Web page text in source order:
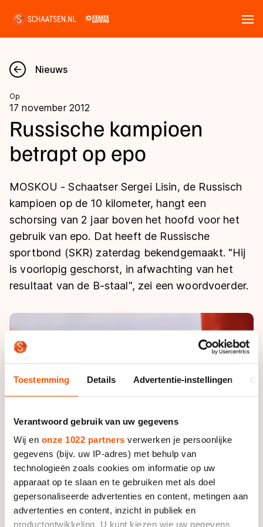
Toestemming Details Advertentie-instellingen
Verantwoord gebruik van uw gegevens
Wij en onze 1022 partners verwerken je persoonlijke
gegevens (bijv. uw IP-adres) met behulp van
technologieën zoals cookies om informatie op uw
apparaat op te slaan en te gebruiken met als doel
gepersonaliseerde advertenties en content, metingen aan
advertenties en content, inzicht in publiek en
productontwikkeling. U kunt kiezen wie uw gegevens
Nieuws
Kalender
Disciplines
Langebaan
Shorttrack
Inlineskaten
Kunstschaatsen
Schoonrijden
Uitslagen
Langebaan
Shorttrack
Marathon
Inlineskaten
Tijden & historie
Ranglijsten Langebaan
Persoonlijke records & tijden
De weg op
Inschrijven wedstrijden
Algemene Nederlandse Schaatstijd
Waar kan ik schaatsen en skaten?
Alles voor jou als schaatsfan
Evenementen
Tickets
Livestreams
Word schaatsfan!
Winacties
Olympische Spelen
Van Jong tot Goud verhalen
Nieuws
Op
17 november 2012
Russische kampioen
betrapt op epo
MOSKOU - Schaatser Sergei Lisin, de Russisch
kampioen op de 10 kilometer, hangt een
schorsing van 2 jaar boven het hoofd voor het
gebruik van epo. Dat heeft de Russische
sportbond (SKR) zaterdag bekendgemaakt. "Hij
is voorlopig geschorst, in afwachting van het
resultaat van de B-staal", zei een woordvoerder.